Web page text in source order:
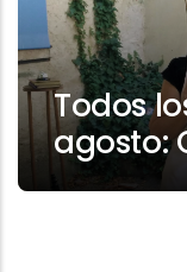
Todos
agosto: